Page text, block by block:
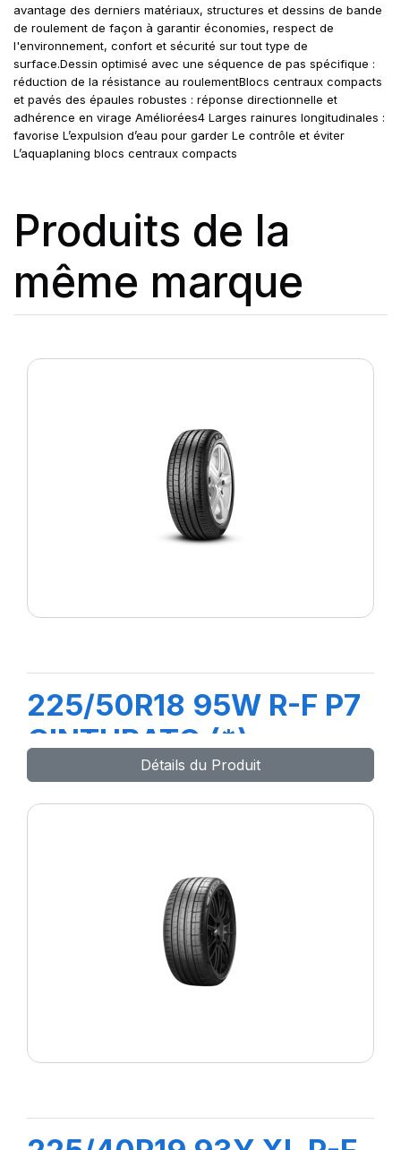
avantage des derniers matériaux, structures et dessins de bande
de roulement de façon à garantir économies, respect de
l'environnement, confort et sécurité sur tout type de
surface.Dessin optimisé avec une séquence de pas spécifique :
réduction de la résistance au roulementBlocs centraux compacts
et pavés des épaules robustes : réponse directionnelle et
adhérence en virage Améliorées4 Larges rainures longitudinales :
favorise L’expulsion d’eau pour garder Le contrôle et éviter
L’aquaplaning blocs centraux compacts
Produits de la
même marque
225/50R18 95W R-F P7
CINTURATO (*)
Détails du Produit